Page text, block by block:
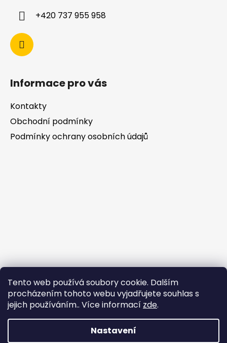
Tento web používá soubory cookie. Dalším
procházením tohoto webu vyjadřujete souhlas s
jejich používáním.. Více informací zde.
Nastavení
+420 737 955 958
Informace pro vás
Kontakty
Obchodní podmínky
Podmínky ochrany osobních údajů